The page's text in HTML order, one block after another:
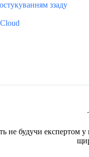
ззаду
не будучи експертом